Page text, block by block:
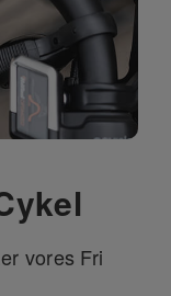
vores Fri